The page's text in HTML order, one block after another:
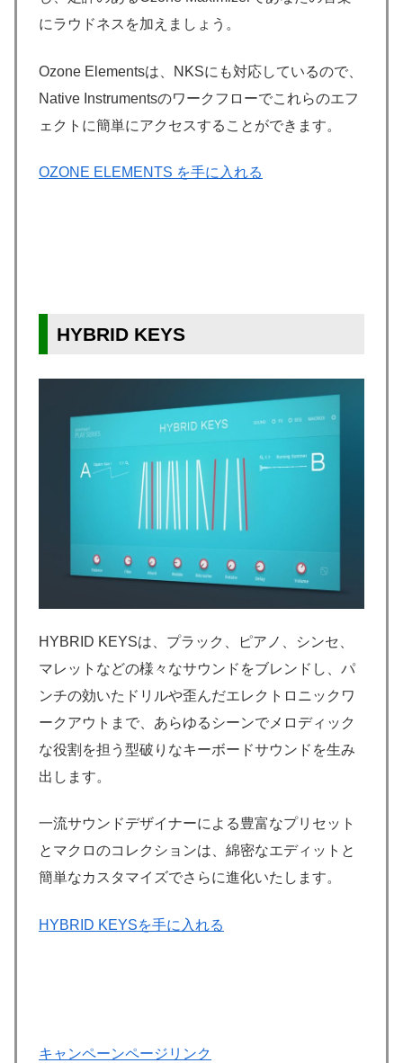
にラウドネスを加えましょう。
Ozone Elementsは、NKSにも対応しているので、
Native Instrumentsのワークフローでこれらのエフ
ェクトに簡単にアクセスすることができます。
OZONE ELEMENTS を手に入れる
HYBRID KEYS
HYBRID KEYSは、プラック、ピアノ、シンセ、
マレットなどの様々なサウンドをブレンドし、パ
ンチの効いたドリルや歪んだエレクトロニックワ
ークアウトまで、あらゆるシーンでメロディック
な役割を担う型破りなキーボードサウンドを生み
出します。
一流サウンドデザイナーによる豊富なプリセット
とマクロのコレクションは、綿密なエディットと
簡単なカスタマイズでさらに進化いたします。
HYBRID KEYSを手に入れる
キャンペーンページリンク